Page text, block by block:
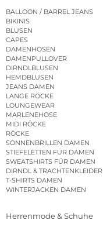
BALLOON / BARREL JEANS
BIKINIS
BLUSEN
CAPES
DAMENHOSEN
DAMENPULLOVER
DIRNDLBLUSEN
HEMDBLUSEN
JEANS DAMEN
LANGE RÖCKE
LOUNGEWEAR
MARLENEHOSE
MIDI RÖCKE
RÖCKE
SONNENBRILLEN DAMEN
STIEFELETTEN FÜR DAMEN
SWEATSHIRTS FÜR DAMEN
DIRNDL & TRACHTENKLEIDER
T-SHIRTS DAMEN
WINTERJACKEN DAMEN
Herrenmode & Schuhe